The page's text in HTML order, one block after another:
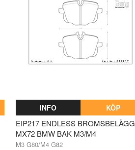
INFO KÖP
EIP217 ENDLESS BROMSBELÄGG
MX72 BMW BAK M3/M4
M3 G80/M4 G82